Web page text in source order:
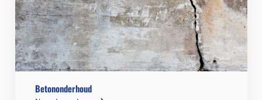
Betononderhoud